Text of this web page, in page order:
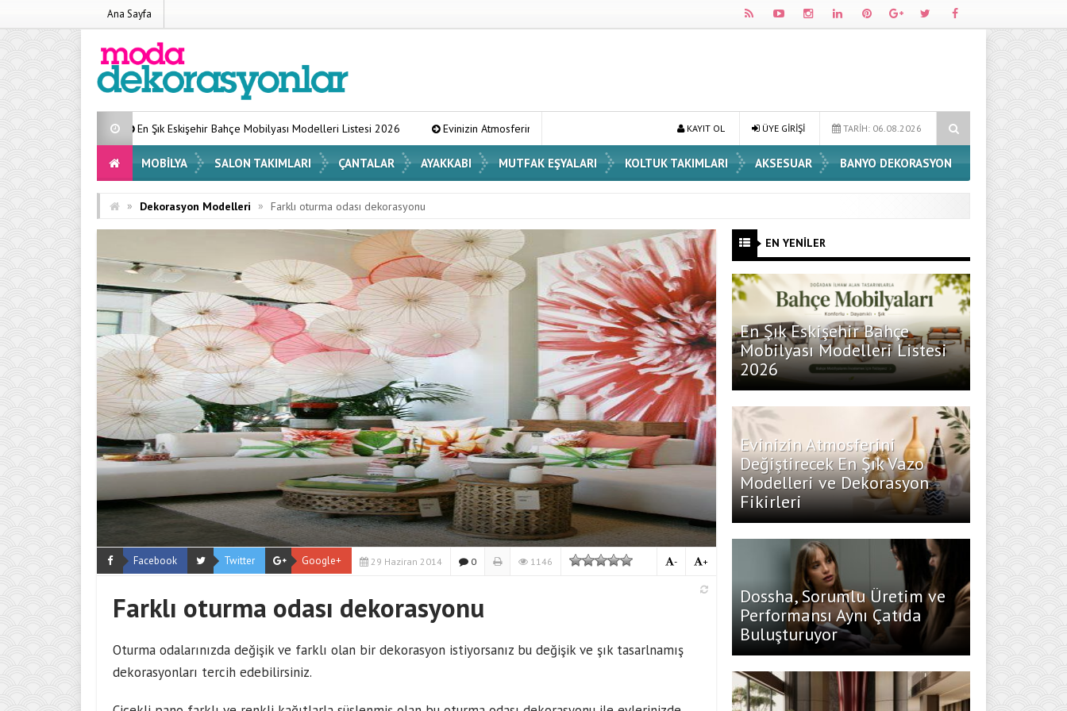
Ana Sayfa
En Şık Eskişehir Bahçe Mobilyası Modelleri Listesi 2026 Evinizin Atmosferini Değiştirecek En Şık Vazo Modelleri ve Dekorasyon Fikirleri Dossha, Sorumlu Üretim ve Performansı Aynı Çatıda Buluşturuyor
TARİH: 06.08.2026
ÜYE GİRİŞİ
KAYIT OL
MOBILYA SALON TAKIMLARI ÇANTALAR AYAKKABI MUTFAK EŞYALARI KOLTUK TAKIMLARI AKSESUAR BANYO DEKORASYON
» Dekorasyon Modelleri » Farklı oturma odası dekorasyonu
Facebook Twitter Google+ 29 Haziran 2014 0 1146 +
-
Farklı oturma odası dekorasyonu
Oturma odalarınızda değişik ve farklı olan bir dekorasyon istiyorsanız bu değişik ve şık tasarlnamış
dekorasyonları tercih edebilirsiniz.
EN YENİLER
En Şık Eskişehir Bahçe
Mobilyası Modelleri Listesi
2026
Evinizin Atmosferini
Değiştirecek En Şık Vazo
Modelleri ve Dekorasyon
Fikirleri
Dossha, Sorumlu Üretim ve
Performansı Aynı Çatıda
Buluşturuyor